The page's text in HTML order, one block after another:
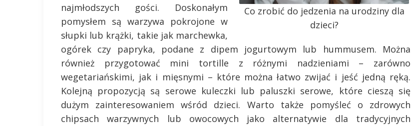
Co zrobić do jedzenia na urodziny dla
dzieci?
najmłodszych gości. Doskonałym
pomysłem są warzywa pokrojone w
słupki lub krążki, takie jak marchewka,
ogórek czy papryka, podane z dipem jogurtowym lub hummusem. Można
również przygotować mini tortille z różnymi nadzieniami – zarówno
wegetariańskimi, jak i mięsnymi – które można łatwo zwijać i jeść jedną ręką.
Kolejną propozycją są serowe kuleczki lub paluszki serowe, które cieszą się
dużym zainteresowaniem wśród dzieci. Warto także pomyśleć o zdrowych
chipsach warzywnych lub owocowych jako alternatywie dla tradycyjnych